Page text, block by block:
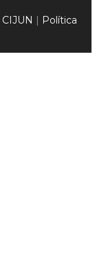
CIJUN | Política